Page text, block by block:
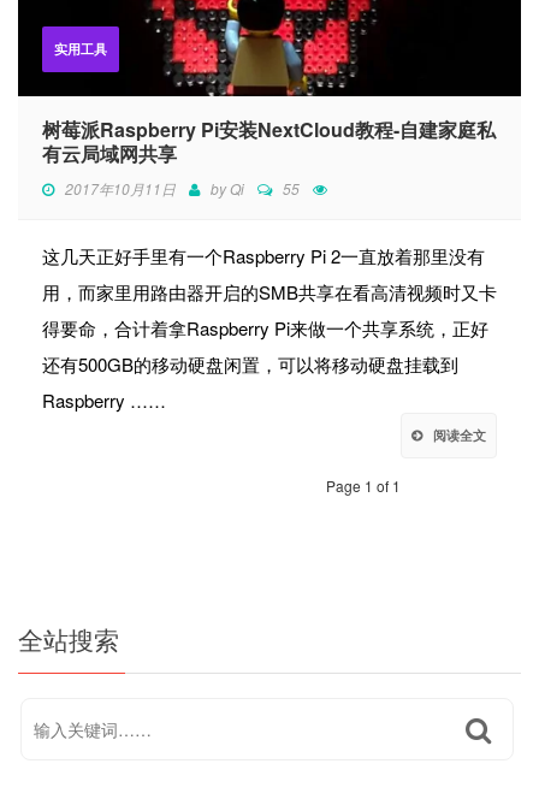
实用工具
树莓派Raspberry Pi安装NextCloud教程-自建家庭私
有云局域网共享
2017年10月11日 byQi 55
这几天正好手里有一个Raspberry Pi 2一直放着那里没有
用，而家里用路由器开启的SMB共享在看高清视频时又卡
得要命，合计着拿Raspberry Pi来做一个共享系统，正好
还有500GB的移动硬盘闲置，可以将移动硬盘挂载到
Raspberry ……
阅读全文
Page 1 of 1
全站搜索